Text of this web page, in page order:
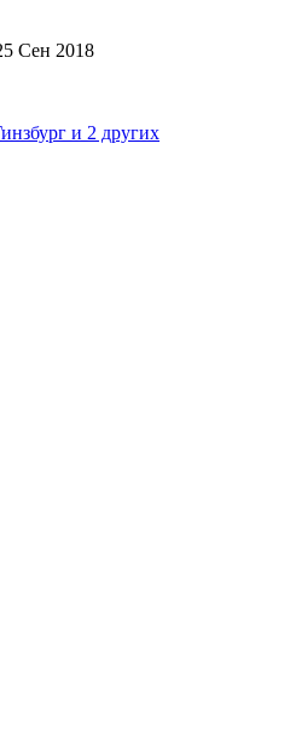
Сен 2018
и 2 других